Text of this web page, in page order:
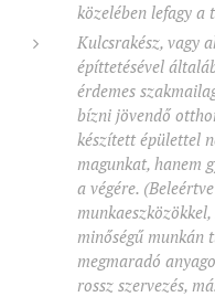
közelében lefagy a
Kulcsrakész, vagy
építtetésével
érdemes
bízni jövendő
készített épülettel
magunkat, hanem
a végére.
minőségű munkán
megmaradó
rossz szervezés,